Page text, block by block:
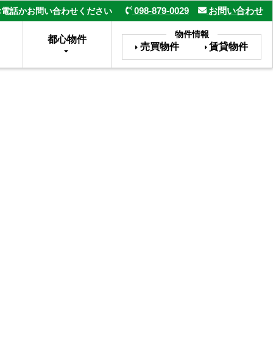
話かお問い合わせください 098-879-0029 お問い合わせ
都心物件 物件情報
売買物件 賃貸物件